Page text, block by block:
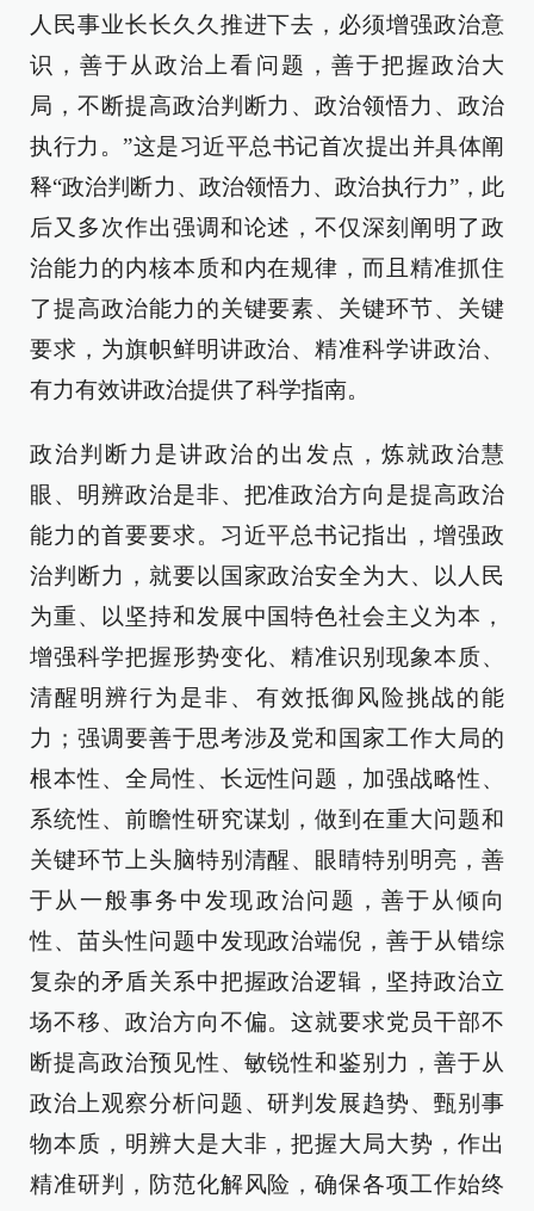
人民事业长长久久推进下去，必须增强政治意
识，善于从政治上看问题，善于把握政治大
局，不断提高政治判断力、政治领悟力、政治
执行力。”这是习近平总书记首次提出并具体阐
释“政治判断力、政治领悟力、政治执行力”，此
后又多次作出强调和论述，不仅深刻阐明了政
治能力的内核本质和内在规律，而且精准抓住
了提高政治能力的关键要素、关键环节、关键
要求，为旗帜鲜明讲政治、精准科学讲政治、
有力有效讲政治提供了科学指南。
政治判断力是讲政治的出发点，炼就政治慧
眼、明辨政治是非、把准政治方向是提高政治
能力的首要要求。习近平总书记指出，增强政
治判断力，就要以国家政治安全为大、以人民
为重、以坚持和发展中国特色社会主义为本，
增强科学把握形势变化、精准识别现象本质、
清醒明辨行为是非、有效抵御风险挑战的能
力；强调要善于思考涉及党和国家工作大局的
根本性、全局性、长远性问题，加强战略性、
系统性、前瞻性研究谋划，做到在重大问题和
关键环节上头脑特别清醒、眼睛特别明亮，善
于从一般事务中发现政治问题，善于从倾向
性、苗头性问题中发现政治端倪，善于从错综
复杂的矛盾关系中把握政治逻辑，坚持政治立
场不移、政治方向不偏。这就要求党员干部不
断提高政治预见性、敏锐性和鉴别力，善于从
政治上观察分析问题、研判发展趋势、甄别事
物本质，明辨大是大非，把握大局大势，作出
精准研判，防范化解风险，确保各项工作始终